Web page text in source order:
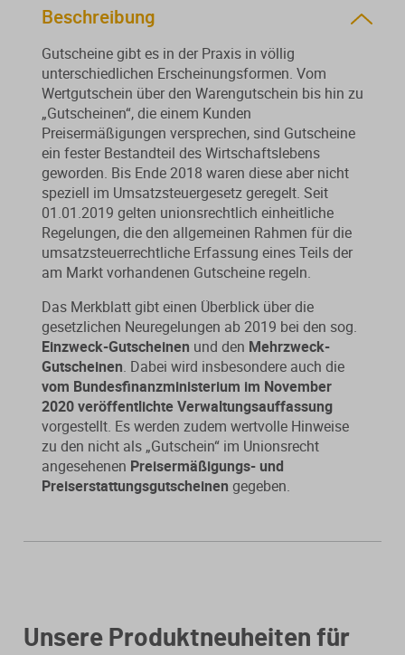
Beschreibung
Gutscheine gibt es in der Praxis in völlig
unterschiedlichen Erscheinungsformen. Vom
Wertgutschein über den Warengutschein bis hin zu
„Gutscheinen“, die einem Kunden
Preisermäßigungen versprechen, sind Gutscheine
ein fester Bestandteil des Wirtschaftslebens
geworden. Bis Ende 2018 waren diese aber nicht
speziell im Umsatzsteuergesetz geregelt. Seit
01.01.2019 gelten unionsrechtlich einheitliche
Regelungen, die den allgemeinen Rahmen für die
umsatzsteuerrechtliche Erfassung eines Teils der
am Markt vorhandenen Gutscheine regeln.
Das Merkblatt gibt einen Überblick über die
gesetzlichen Neuregelungen ab 2019 bei den sog.
Einzweck-Gutscheinen und den Mehrzweck-
Gutscheinen. Dabei wird insbesondere auch die
vom Bundesfinanzministerium im November
2020 veröffentlichte Verwaltungsauffassung
vorgestellt. Es werden zudem wertvolle Hinweise
zu den nicht als „Gutschein“ im Unionsrecht
angesehenen Preisermäßigungs- und
Preiserstattungsgutscheinen gegeben.
Unsere Produktneuheiten für